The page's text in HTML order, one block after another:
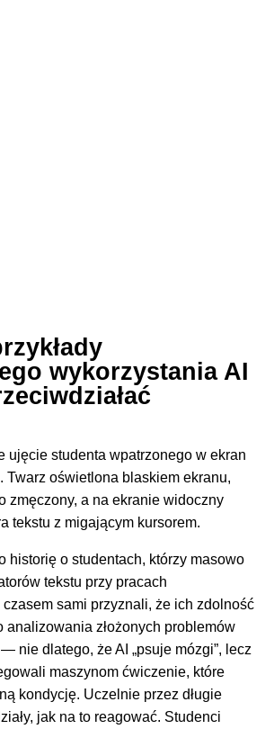
wykorzystania AI
historię o studentach, którzy masowo
tekstu przy pracach
sami przyznali, że ich zdolność
analizowania złożonych problemów
— nie dlatego, że AI „psuje mózgi”, lecz
maszynom ćwiczenie, które
kondycję. Uczelnie przez długie
jak na to reagować. Studenci